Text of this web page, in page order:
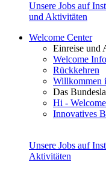
Unsere Jobs auf
und Aktivitäten
Welcome Center
Einreise und
Welcome
Rückkehren
Willkommen
Das
Hi - Welcome
Innovatives
Unsere Jobs auf
Aktivitäten